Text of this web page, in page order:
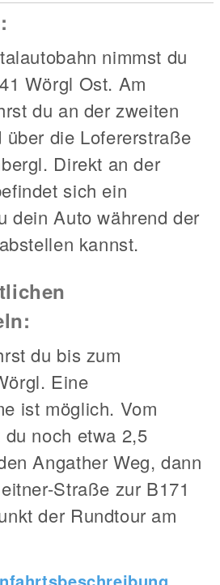
nimmst du
Wörgl Ost. Am
du an der zweiten
über die Lofererstraße
Direkt an der
sich ein
dein Auto während der
kannst.
du bis zum
Eine
ist möglich. Vom
noch etwa 2,5
Angather Weg, dann
Straße zur B171
der Rundtour am